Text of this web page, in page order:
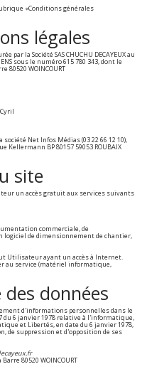
«Conditions générales
légales
la Société SAS CHUCHU DECAYEUX au
sous le numéro 615 780 343, dont le
80520 WOINCOURT
Net Infos Médias (03 22 66 12 10),
Kellermann BP 80157 59053 ROUBAIX
site
un accès gratuit aux services suivants
commerciale, de
logiciel de dimensionnement de chantier,
Utilisateur ayant un accès à Internet.
au service (matériel informatique,
des données
d'informations personnelles dans le
du 6 janvier 1978 relative à l'informatique,
et Libertés, en date du 6 janvier 1978,
de suppression et d'opposition de ses
80520 WOINCOURT